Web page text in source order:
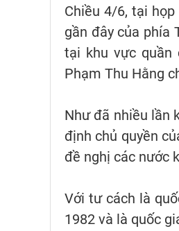
Chiều 4/6, tại
gần đây của phía
tại khu vực quần
Phạm Thu Hằng
Như đã nhiều lần
định chủ quyền
đề nghị các nước
Với tư cách là
1982 và là quốc